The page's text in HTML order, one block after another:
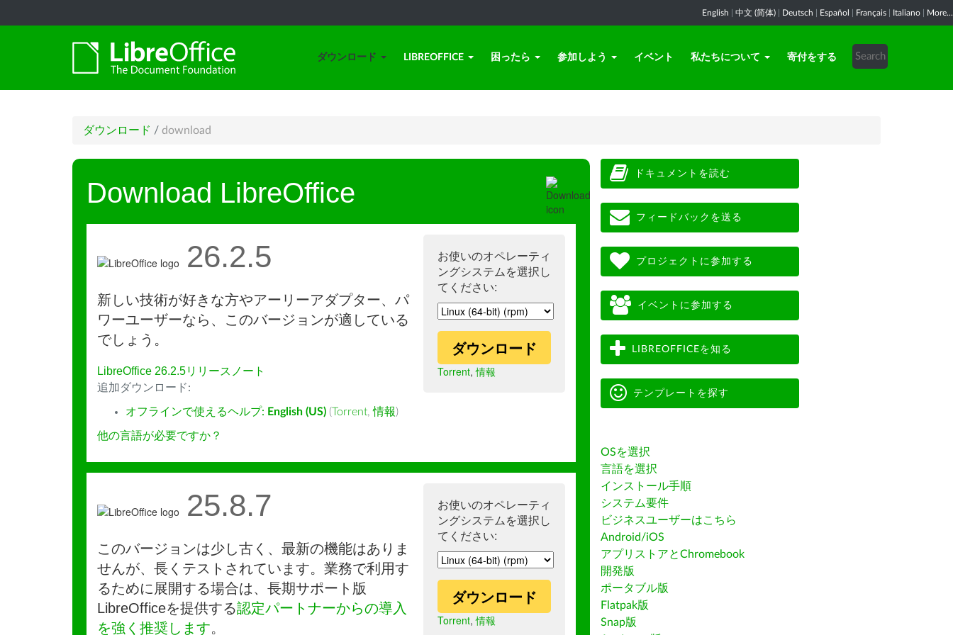
English 中文 (简体) Deutsch Español Français Italiano More...
ダウンロード LIBREOFFICE 困ったら 参加しよう イベント 私たちについて 寄付をする
ダウンロード / download
Download LibreOffice
お使いのオペレーティ
ングシステムを選択し
てください:
ダウンロード
Torrent,情報
26.2.5
新しい技術が好きな方やアーリーアダプター、パ
ワーユーザーなら、このバージョンが適している
でしょう。
LibreOffice 26.2.5リリースノート
追加ダウンロード:
オフラインで使えるヘルプ: English (US) (Torrent,情報)
他の言語が必要ですか？
お使いのオペレーティ
ングシステムを選択し
てください:
ダウンロード
Torrent,情報
25.8.7
このバージョンは少し古く、最新の機能はありま
せんが、長くテストされています。業務で利用す
るために展開する場合は、長期サポート版
LibreOfficeを提供する認定パートナーからの導入
を強く推奨します。
ドキュメントを読む
フィードバックを送る
プロジェクトに参加する
イベントに参加する
LIBREOFFICEを知る
テンプレートを探す
OSを選択
言語を選択
インストール手順
システム要件
ビジネスユーザーはこちら
Android/iOS
アプリストアとChromebook
開発版
ポータブル版
Flatpak版
Snap版